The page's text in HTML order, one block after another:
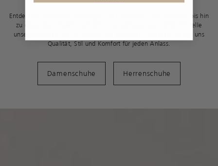
Entdecken Sie unsere vielfältige Schuhauswahl – von Sneakers bis hin
zu eleganten Stiefeln. Wir führen sorgfältig ausgewählte Modelle
unserer Partner, die wir hier
. So finden Sie bei uns
Qualität, Stil und Komfort für jeden Anlass.
Damenschuhe Herrenschuhe